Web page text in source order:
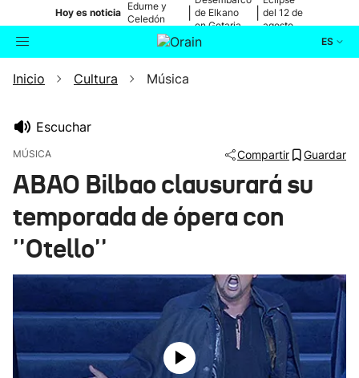
Hoy es noticia
Edurne y
Celedón
de Elkano
en Getaria
del 12 de
agosto
ES
Buscador Actualidad
Ikusmiran
Inicio Cultura Música
Escuchar
MÚSICA Compartir Guardar
ABAO Bilbao clausurará su
temporada de ópera con
''Otello''